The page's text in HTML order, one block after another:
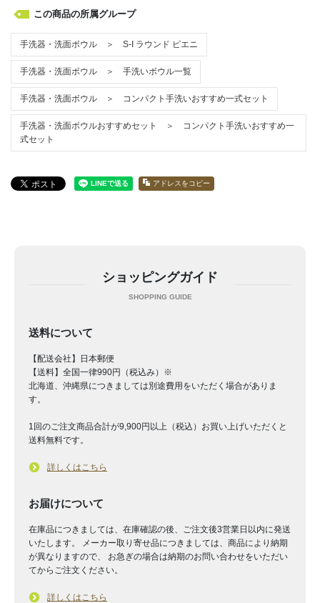
この商品の所属グループ
手洗器・洗面ボウル ＞ S-I ラウンド ピエニ
手洗器・洗面ボウル ＞ 手洗いボウル一覧
手洗器・洗面ボウル ＞ コンパクト手洗いおすすめ一式セット
手洗器・洗面ボウルおすすめセット ＞ コンパクト手洗いおすすめ一
式セット
アドレスをコピー
ショッピングガイド
送料について
【配送会社】日本郵便
【送料】全国一律990円（税込み）※
北海道、沖縄県につきましては別途費用をいただく場合がありま
す。
1回のご注文商品合計が9,900円以上（税込）お買い上げいただくと
送料無料です。
詳しくはこちら
お届けについて
在庫品につきましては、在庫確認の後、ご注文後3営業日以内に発送
いたします。 メーカー取り寄せ品につきましては、商品により納期
が異なりますので、 お急ぎの場合は納期のお問い合わせをいただい
てからご注文ください。
詳しくはこちら